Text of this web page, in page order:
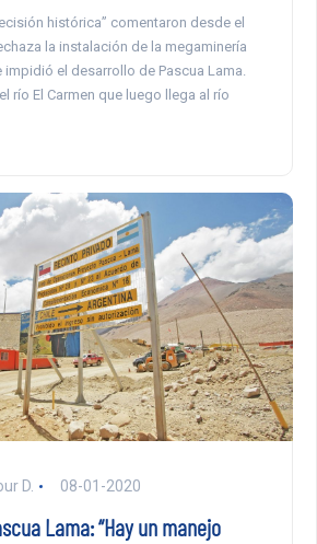
histórica” comentaron desde el
la instalación de la megaminería
impidió el desarrollo de Pascua Lama.
río El Carmen que luego llega al río
D. 08-01-2020
Lama: “Hay un manejo